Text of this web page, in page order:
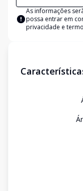
As informações
possa entrar em
privacidade e